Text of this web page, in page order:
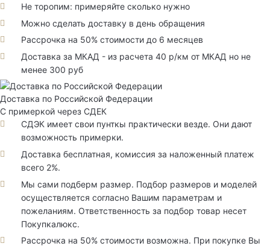
Не торопим: примеряйте сколько нужно
Можно сделать доставку в день обращения
Рассрочка на 50% стоимости до 6 месяцев
Доставка за МКАД - из расчета 40 р/км от МКАД но не
менее 300 руб
Доставка по Российской Федерации
С примеркой через СДЕК
СДЭК имеет свои пунткы практически везде. Они дают
возможность примерки.
Доставка бесплатная, комиссия за наложенный платеж
всего 2%.
Мы сами подберм размер. Подбор размеров и моделей
осуществляется согласно Вашим параметрам и
пожеланиям. Ответственность за подбор товар несет
Покупкалюкс.
Рассрочка на 50% стоимости возможна. При покупке Вы